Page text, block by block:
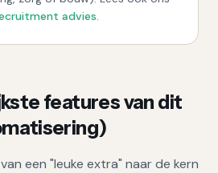
advies.
features van dit
een "leuke extra" naar de kern